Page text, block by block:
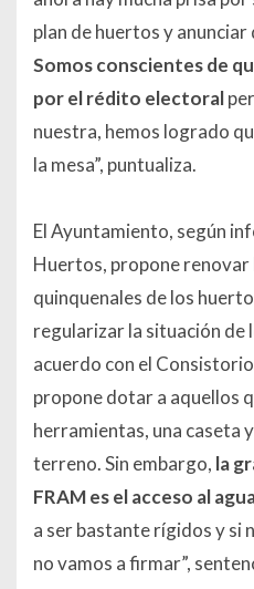
plan de huertos y
Somos conscientes de
por el rédito electoral
nuestra, hemos logrado
la mesa”, puntualiza.
El Ayuntamiento, según
Huertos, propone renovar
quinquenales de los
regularizar la situación de
acuerdo con el
propone dotar a aquellos
herramientas, una caseta
terreno. Sin embargo, la
FRAM es el acceso al
a ser bastante rígidos y si
no vamos a firmar”,